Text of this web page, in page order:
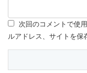
次回のコメントで使
ルアドレス、サイトを保